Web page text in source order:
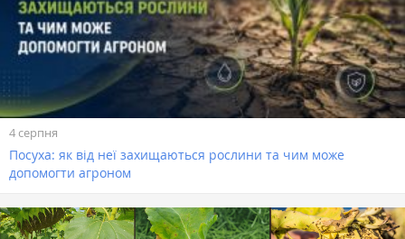
4 серпня
Посуха: як від неї захищаються рослини та чим може
допомогти агроном